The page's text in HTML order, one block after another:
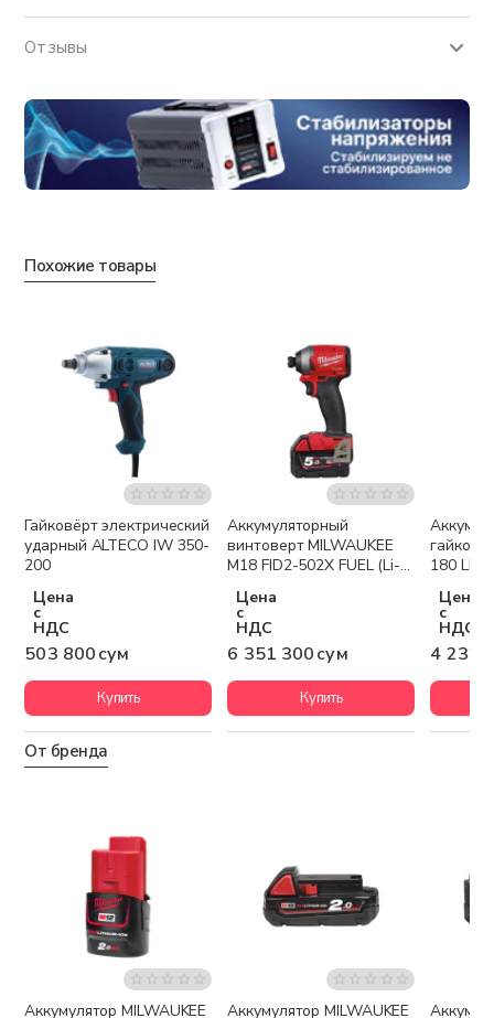
Отзывы
Похожие товары
Гайковёрт электрический
ударный ALTECO IW 350-
200
Цена
с
НДС
503 800 сум
Купить
Бесплатная доставка
Аккумуляторный
винтоверт MILWAUKEE
M18 FID2-502X FUEL (Li-
Цена
с
НДС
6 351 300 сум
Купить
180 LI
Цена
с
НДС
4 232
От бренда
Аккумулятор MILWAUKEE
Бесплатная доставка
Аккумулятор MILWAUKEE